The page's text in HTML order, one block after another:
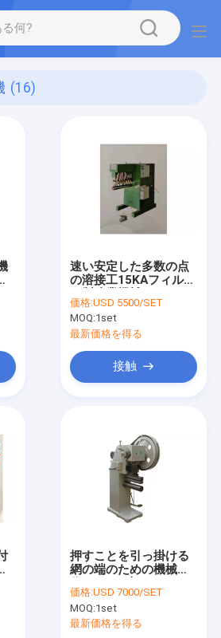
(16)
速い安定した多数の点
の溶接工15KAフィルタ
価格:USD 5500/SET
MOQ:1set
最新価格を得る
接触
押すことを引っ掛ける
網の端のための機械を
ィルター
価格:USD 7000/SET
MOQ:1set
最新価格を得る